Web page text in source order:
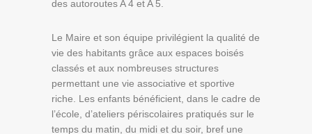
des autoroutes A 4 et A 5.
Le Maire et son équipe privilégient la qualité de
vie des habitants grâce aux espaces boisés
classés et aux nombreuses structures
permettant une vie associative et sportive
riche. Les enfants bénéficient, dans le cadre de
l’école, d’ateliers périscolaires pratiqués sur le
temps du matin, du midi et du soir, bref une